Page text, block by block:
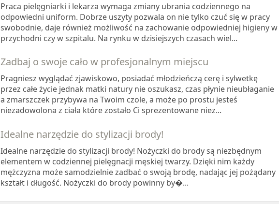
Praca pielęgniarki i lekarza wymaga zmiany ubrania codziennego na
odpowiedni uniform. Dobrze uszyty pozwala on nie tylko czuć się w pracy
swobodnie, daje również możliwość na zachowanie odpowiedniej higieny w
przychodni czy w szpitalu. Na rynku w dzisiejszych czasach wiel...
Zadbaj o swoje cało w profesjonalnym miejscu
Pragniesz wyglądać zjawiskowo, posiadać młodzieńczą cerę i sylwetkę
przez całe życie jednak matki natury nie oszukasz, czas płynie nieubłaganie
a zmarszczek przybywa na Twoim czole, a może po prostu jesteś
niezadowolona z ciała które zostało Ci sprezentowane niez...
Idealne narzędzie do stylizacji brody!
Idealne narzędzie do stylizacji brody! Nożyczki do brody są niezbędnym
elementem w codziennej pielęgnacji męskiej twarzy. Dzięki nim każdy
mężczyzna może samodzielnie zadbać o swoją brodę, nadając jej pożądany
kształt i długość. Nożyczki do brody powinny by�...